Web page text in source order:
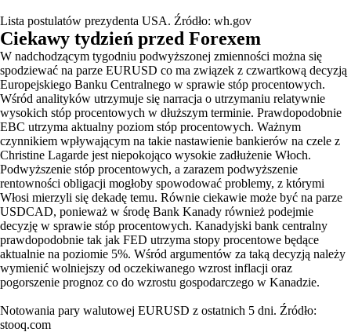
Lista postulatów prezydenta USA. Źródło: wh.gov
Ciekawy tydzień przed Forexem
W nadchodzącym tygodniu podwyższonej zmienności można się
spodziewać na parze EURUSD co ma związek z czwartkową decyzją
Europejskiego Banku Centralnego w sprawie stóp procentowych.
Wśród analityków utrzymuje się narracja o utrzymaniu relatywnie
wysokich stóp procentowych w dłuższym terminie. Prawdopodobnie
EBC utrzyma aktualny poziom stóp procentowych. Ważnym
czynnikiem wpływającym na takie nastawienie bankierów na czele z
Christine Lagarde jest niepokojąco wysokie zadłużenie Włoch.
Podwyższenie stóp procentowych, a zarazem podwyższenie
rentowności obligacji mogłoby spowodować problemy, z którymi
Włosi mierzyli się dekadę temu. Równie ciekawie może być na parze
USDCAD, ponieważ w środę Bank Kanady również podejmie
decyzję w sprawie stóp procentowych. Kanadyjski bank centralny
prawdopodobnie tak jak FED utrzyma stopy procentowe będące
aktualnie na poziomie 5%. Wśród argumentów za taką decyzją należy
wymienić wolniejszy od oczekiwanego wzrost inflacji oraz
pogorszenie prognoz co do wzrostu gospodarczego w Kanadzie.
Notowania pary walutowej EURUSD z ostatnich 5 dni. Źródło:
stooq.com